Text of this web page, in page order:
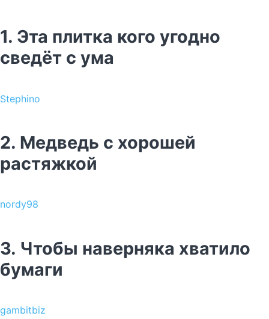
1. Эта плитка кого угодно
сведёт с ума
Stephino
2. Медведь с хорошей
растяжкой
nordy98
3. Чтобы наверняка хватило
бумаги
gambitbiz